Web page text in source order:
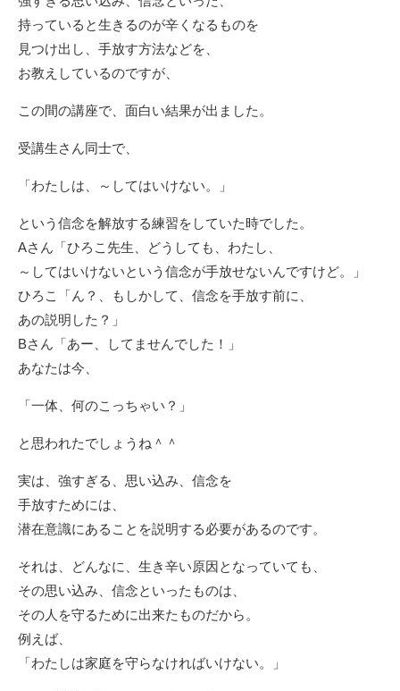
持っていると生きるのが辛くなるものを
見つけ出し、手放す方法などを、
お教えしているのですが、
この間の講座で、面白い結果が出ました。
受講生さん同士で、
「わたしは、～してはいけない。」
という信念を解放する練習をしていた時でした。
Aさん「ひろこ先生、どうしても、わたし、
～してはいけないという信念が手放せないんですけど。」
ひろこ「ん？、もしかして、信念を手放す前に、
あの説明した？」
Bさん「あー、してませんでした！」
あなたは今、
「一体、何のこっちゃい？」
と思われたでしょうね＾＾
実は、強すぎる、思い込み、信念を
手放すためには、
潜在意識にあることを説明する必要があるのです。
それは、どんなに、生き辛い原因となっていても、
その思い込み、信念といったものは、
その人を守るために出来たものだから。
例えば、
「わたしは家庭を守らなければいけない。」